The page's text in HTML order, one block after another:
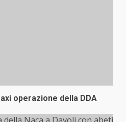
operazione della DDA